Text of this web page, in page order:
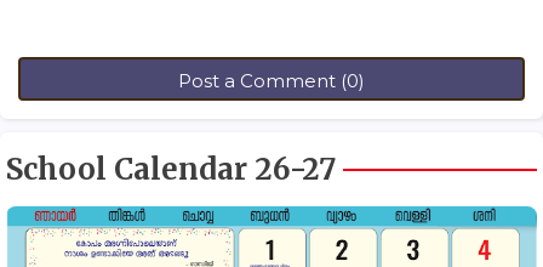
Post a Comment (0)
School Calendar 26-27